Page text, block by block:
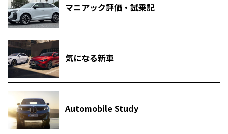
マニアック評価・試乗記
気になる新車
Automobile Study